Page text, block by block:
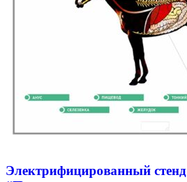
Электрифицированный стенд